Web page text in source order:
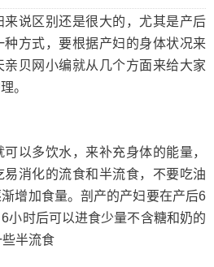
说区别还是很大的，尤其是产后
方式，要根据产妇的身体状况来
贝网小编就从几个方面来给大家
。
多饮水，来补充身体的能量，
消化的流食和半流食，不要吃油
增加食量。剖产的产妇要在产后6
小时后可以进食少量不含糖和奶的
半流食